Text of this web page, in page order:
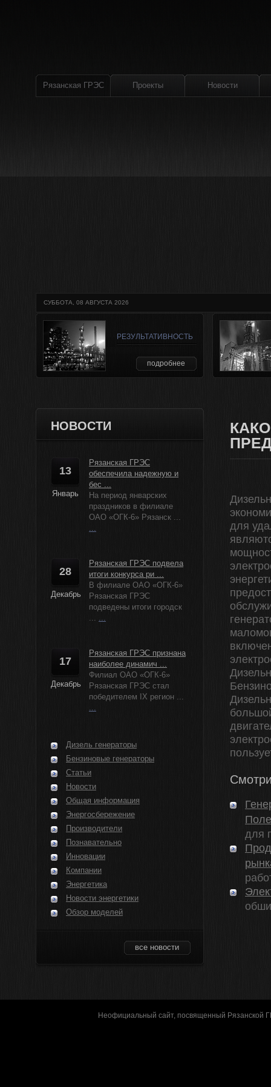
Рязанская ГРЭС Проекты Новости
СУББОТА, 08 АВГУСТА 2026
РЕЗУЛЬТАТИВНОСТЬ
подробнее
НОВОСТИ
13
Январь
Рязанская ГРЭС
обеспечила надежную и
бес ...
На период январских
праздников в филиале
ОАО «ОГК-6» Рязанск ...
...
28
Декабрь
Рязанская ГРЭС подвела
итоги конкурса ри ...
В филиале ОАО «ОГК-6»
Рязанская ГРЭС
подведены итоги городск
... ...
17
Декабрь
Рязанская ГРЭС признана
наиболее динамич ...
Филиал ОАО «ОГК-6»
Рязанская ГРЭС стал
победителем IX регион ...
...
Дизель генераторы
Бензиновые генераторы
Статьи
Новости
Общая информация
Энергосбережение
Производители
Познавательно
Инновации
Компании
Энергетика
Новости энергетики
Обзор моделей
все новости
для
для
Неофициальный сайт, посвященный